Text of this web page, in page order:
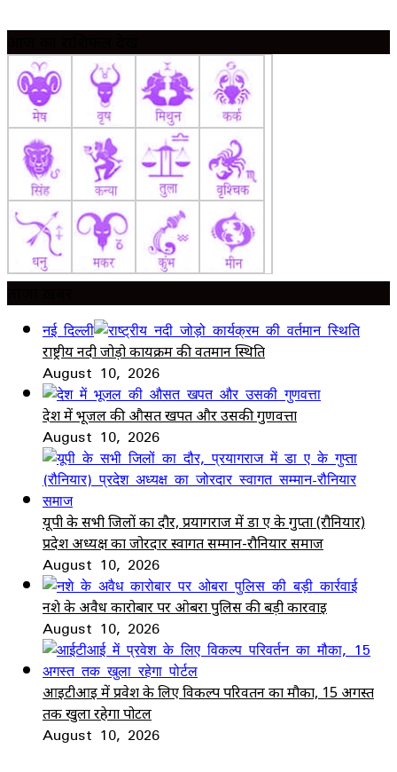
नई दिल्ली
राष्ट्रीय नदी जोड़ो कार्यक्रम की वर्तमान स्थिति
August 10, 2026
देश में भूजल की औसत खपत और उसकी गुणवत्ता
August 10, 2026
यूपी के सभी जिलों का दौर, प्रयागराज में डा ए के गुप्ता (रौनियार)
प्रदेश अध्यक्ष का जोरदार स्वागत सम्मान-रौनियार समाज
August 10, 2026
नशे के अवैध कारोबार पर ओबरा पुलिस की बड़ी कार्रवाई
August 10, 2026
आईटीआई में प्रवेश के लिए विकल्प परिवर्तन का मौका, 15 अगस्त
तक खुला रहेगा पोर्टल
August 10, 2026